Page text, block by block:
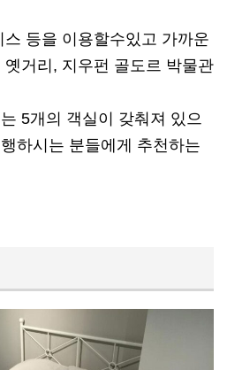
등을 이용할수있고 가까운
거리, 지우펀 골도르 박물관
5개의 객실이 갖춰져 있으
하시는 분들에게 추천하는